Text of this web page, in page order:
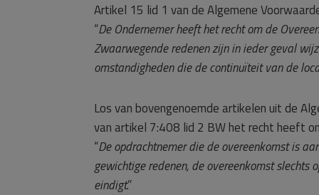
Artikel 15 lid 1 van de Algemene
“De Ondernemer heeft het recht om de
Zwaarwegende redenen zijn in ieder geval
omstandigheden die de continuïteit van de
Los van bovengenoemde artikelen uit de
van artikel 7:408 lid 2 BW het recht heeft
“De opdrachtnemer die de overeenkomst is
gewichtige redenen, de overeenkomst slechts
eindigt.”